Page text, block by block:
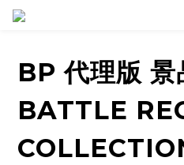
BP 代理版 景
BATTLE